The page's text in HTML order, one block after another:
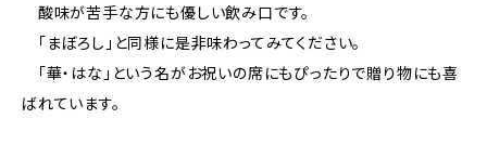
酸味が苦手な方にも優しい飲み口です。
「まぼろし」と同様に是非味わってみてください。
「華・はな」という名がお祝いの席にもぴったりで贈り物にも喜
ばれています。